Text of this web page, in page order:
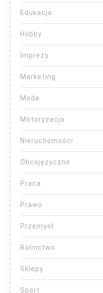
Edukacja
Hobby
Imprezy
Marketing
Moda
Motoryzacja
Nieruchomości
Obcojęzyczne
Praca
Prawo
Przemysł
Rolnictwo
Sklepy
Sport